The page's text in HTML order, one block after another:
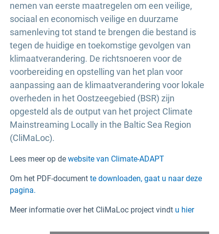
nemen van eerste maatregelen om een veilige,
sociaal en economisch veilige en duurzame
samenleving tot stand te brengen die bestand is
tegen de huidige en toekomstige gevolgen van
klimaatverandering. De richtsnoeren voor de
voorbereiding en opstelling van het plan voor
aanpassing aan de klimaatverandering voor lokale
overheden in het Oostzeegebied (BSR) zijn
opgesteld als de output van het project Climate
Mainstreaming Locally in the Baltic Sea Region
(CliMaLoc).
Lees meer op de website van Climate-ADAPT
Om het PDF-document te downloaden, gaat u naar deze
pagina.
Meer informatie over het CliMaLoc project vindt u hier